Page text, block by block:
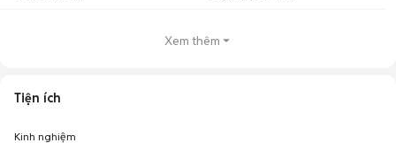
Xem thêm
Tiện ích
Kinh nghiệm